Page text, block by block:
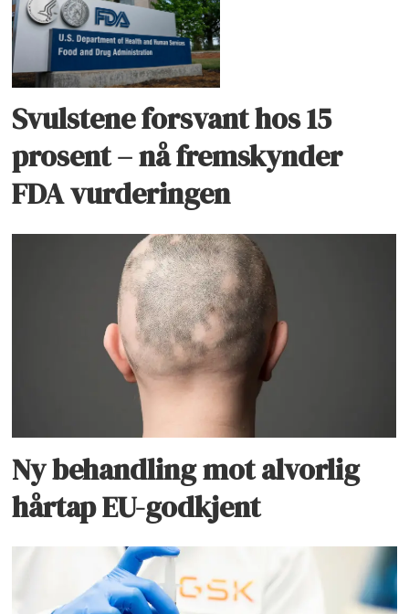
Svulstene forsvant hos 15
prosent – nå fremskynder
FDA vurderingen
Ny behandling mot alvorlig
hårtap EU-godkjent